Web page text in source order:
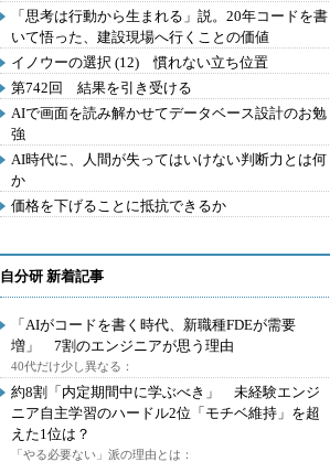
「思考は行動から生まれる」説。20年コードを書
いて悟った、建設現場へ行くことの価値
イノウーの選択 (12) 慣れない立ち位置
第742回 結果を引き受ける
AIで画面を読み解かせてデータベース設計のお勉
強
AI時代に、人間が失ってはいけない判断力とは何
か
価格を下げることに抵抗できるか
自分研 新着記事
「AIがコードを書く時代、新職種FDEが需要
増」 7割のエンジニアが思う理由
40代だけ少し異なる：
約8割「内定期間中に学ぶべき」 未経験エンジ
ニア自主学習のハードル2位「モチベ維持」を超
えた1位は？
「やる必要ない」派の理由とは：